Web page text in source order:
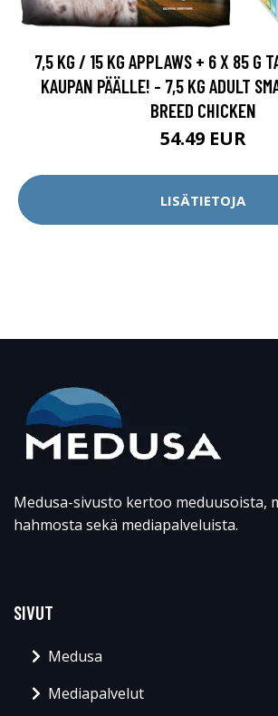
7,5 KG / 15 KG APPLAWS + 6 X 85 G
KAUPAN PÄÄLLE! - 7,5 KG ADULT
BREED CHICKEN
54.49 EUR
LISÄTIETOJA
Medusa-sivusto kertoo meduusoista,
hahmosta sekä mediapalveluista.
SIVUT
Medusa
Mediapalvelut